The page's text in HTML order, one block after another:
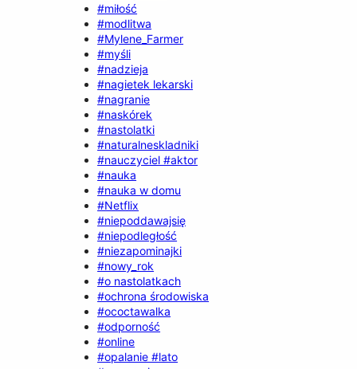
#miłość
#modlitwa
#Mylene_Farmer
#myśli
#nadzieja
#nagietek lekarski
#nagranie
#naskórek
#nastolatki
#naturalneskladniki
#nauczyciel #aktor
#nauka
#nauka w domu
#Netflix
#niepoddawajsię
#niepodległość
#niezapominajki
#nowy_rok
#o nastolatkach
#ochrona środowiska
#ococtawalka
#odporność
#online
#opalanie #lato